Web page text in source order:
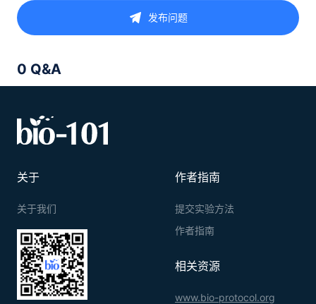
发布问题
0 Q&A
关于
关于我们
作者指南
提交实验方法
作者指南
相关资源
www.bio-protocol.org